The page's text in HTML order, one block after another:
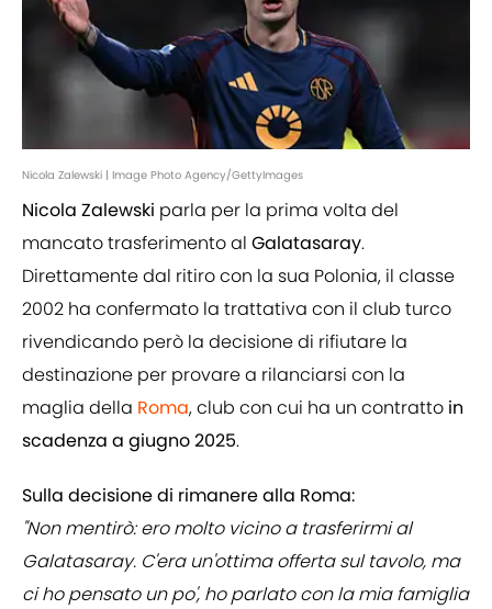
Nicola Zalewski | Image Photo Agency/GettyImages
Nicola Zalewski parla per la prima volta del
mancato trasferimento al Galatasaray.
Direttamente dal ritiro con la sua Polonia, il classe
2002 ha confermato la trattativa con il club turco
rivendicando però la decisione di rifiutare la
destinazione per provare a rilanciarsi con la
maglia della Roma, club con cui ha un contratto in
scadenza a giugno 2025.
Sulla decisione di rimanere alla Roma:
"Non mentirò: ero molto vicino a trasferirmi al
Galatasaray. C'era un'ottima offerta sul tavolo, ma
ci ho pensato un po', ho parlato con la mia famiglia